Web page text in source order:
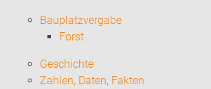
Bauplatzvergabe
Forst
Geschichte
Zahlen, Daten, Fakten